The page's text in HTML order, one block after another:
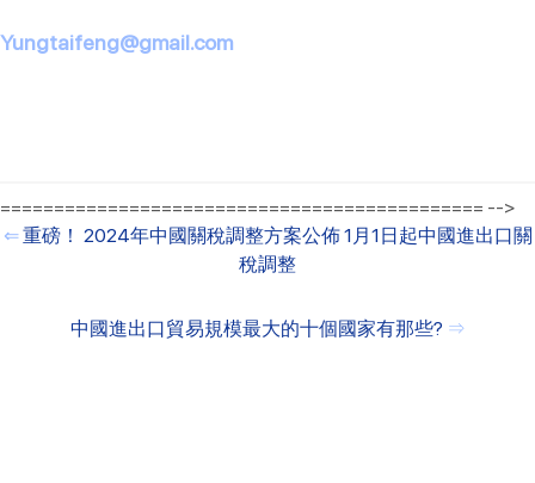
Yungtaifeng@gmail.com
============================================= -->
⇐重磅！ 2024年中國關稅調整方案公佈 1月1日起中國進出口關
稅調整
中國進出口貿易規模最大的十個國家有那些? ⇒